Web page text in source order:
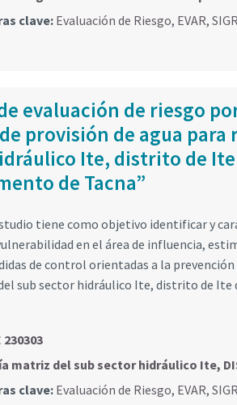
clave:Evaluación de Riesgo, EVAR,
evaluación de riesgo
provisión de agua
Ite, distrito de
de Tacna”
tiene como objetivo identificar y
en el área de influencia,
de control orientadas a la
sub sector hidráulico Ite, distrito de Ite
230303
matriz del sub sector hidráulico Ite,
clave:Evaluación de Riesgo, EVAR,